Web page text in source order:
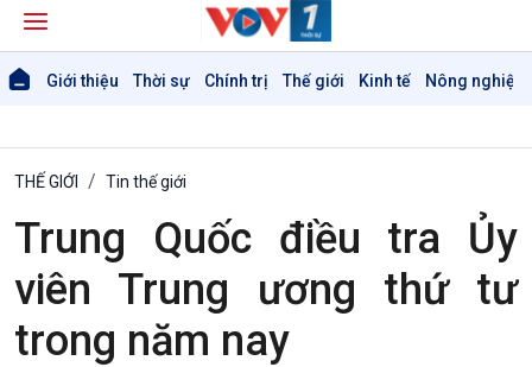
Giới thiệu Thời sự Chính trị Thế giới Kinh tế Nông nghiệp
THẾ GIỚI Tin thế giới
Trung Quốc điều tra Ủy
viên Trung ương thứ tư
trong năm nay